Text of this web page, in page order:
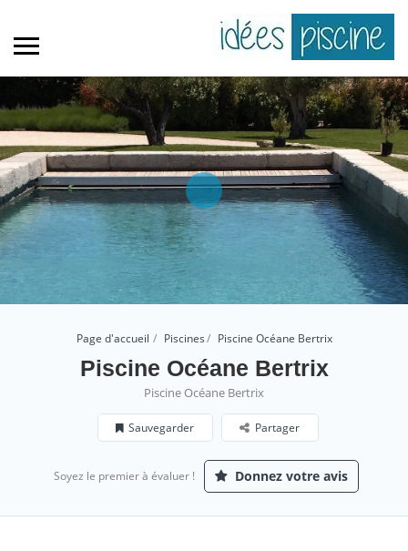
Page d'accueil Piscines Piscine Océane Bertrix
Piscine Océane Bertrix
Piscine Océane Bertrix
Sauvegarder Partager
Soyez le premier à évaluer ! Donnez votre avis